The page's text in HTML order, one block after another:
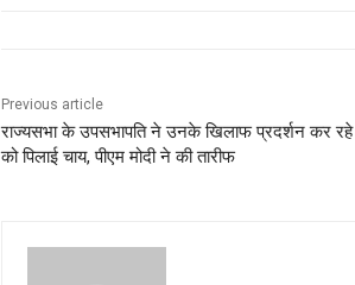
Previous article
राज्यसभा के उपसभापति ने उनके खिलाफ प्रदर्शन कर रहे
को पिलाई चाय, पीएम मोदी ने की तारीफ